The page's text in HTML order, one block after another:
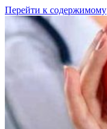
Перейти к содержимому